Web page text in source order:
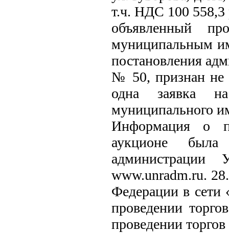
т.ч. НДС 100 558,3
объявленный
муниципальным
постановления
№ 50, признан не
одна заявка
муниципального
Информация о
аукционе
администрации
www.unradm.ru.
Федерации в
проведении
проведении